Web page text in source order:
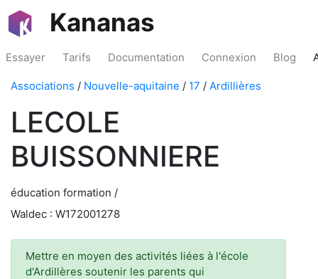
Kananas
Essayer Tarifs Documentation Connexion Blog
Associations / Nouvelle-aquitaine / 17 / Ardillières
LECOLE
BUISSONNIERE
éducation formation /
Waldec : W172001278
Mettre en moyen des activités liées à l'école
d'Ardillères soutenir les parents qui